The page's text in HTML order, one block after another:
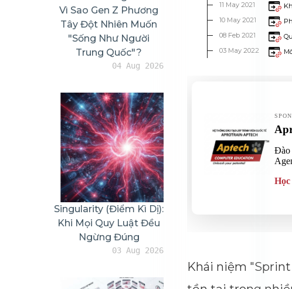
BÀI GẦN ĐÂY
Blue Dot Effect: Hiệu Ứng
Chấm Xanh
13 Mar 2025
Các Yêu Cầu Thay Đổi (Change
11 May 2021
10 May
08 Feb
03 May
Khái niệm